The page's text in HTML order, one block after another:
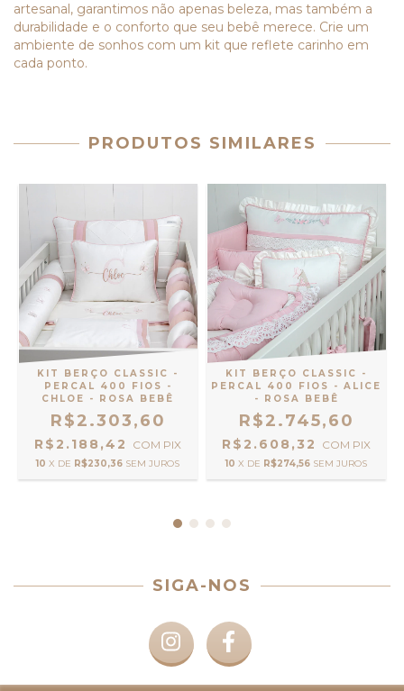
artesanal, garantimos não apenas beleza, mas também a
durabilidade e o conforto que seu bebê merece. Crie um
ambiente de sonhos com um kit que reflete carinho em
cada ponto.
PRODUTOS SIMILARES
KIT BERÇO CLASSIC -
PERCAL 400 FIOS -
CHLOE - ROSA BEBÊ
R$2.303,60
R$2.188,42 COM PIX
10 X DE R$230,36 SEM JUROS
KIT BERÇO CLASSIC -
PERCAL 400 FIOS - ALICE
- ROSA BEBÊ
R$2.745,60
R$2.608,32 COM PIX
10 X DE R$274,56 SEM JUROS
SIGA-NOS